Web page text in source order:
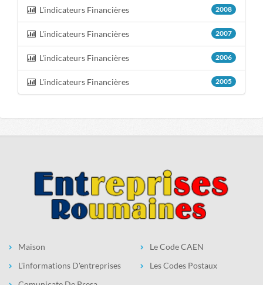
L'indicateurs Financières 2008
L'indicateurs Financières 2007
L'indicateurs Financières 2006
L'indicateurs Financières 2005
Maison
L'informations D'entreprises
Le Code CAEN
Les Codes Postaux